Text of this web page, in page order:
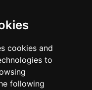
cookies and
to
following